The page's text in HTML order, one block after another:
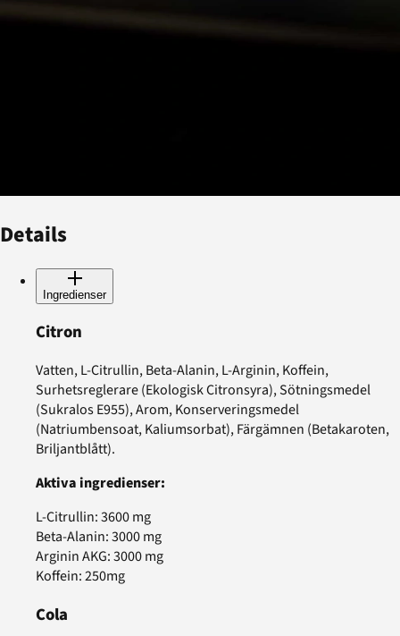
Details
Ingredienser
Citron
Vatten, L-Citrullin, Beta-Alanin, L-Arginin, Koffein,
Surhetsreglerare (Ekologisk Citronsyra), Sötningsmedel
(Sukralos E955), Arom, Konserveringsmedel
(Natriumbensoat, Kaliumsorbat), Färgämnen (Betakaroten,
Briljantblått).
Aktiva ingredienser:
L-Citrullin: 3600 mg
Beta-Alanin: 3000 mg
Arginin AKG: 3000 mg
Koffein: 250mg
Cola